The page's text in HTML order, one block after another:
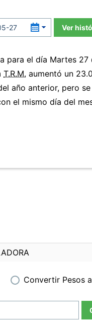
Ver
para el día Martes 27
T.R.M. aumentó un
año anterior, pero
el mismo día del
Convertir Pesos